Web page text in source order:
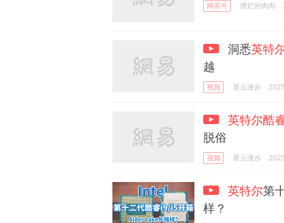
网易号 摆烂的肉肉
洞悉英特
越
视频 星云漫步
英特尔酷
脱俗
视频 星云漫步
英特尔第
样？